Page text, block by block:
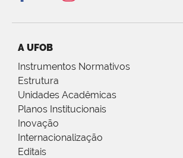
A UFOB
Instrumentos Normativos
Estrutura
Unidades Acadêmicas
Planos Institucionais
Inovação
Internacionalização
Editais